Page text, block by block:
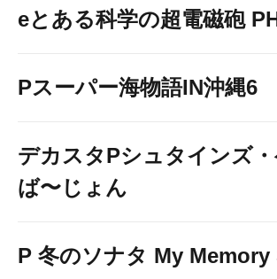
eとある科学の超電磁砲
Pスーパー海物語IN沖縄6
デカスタPシュタインズ
ば〜じょん
P 冬のソナタ My